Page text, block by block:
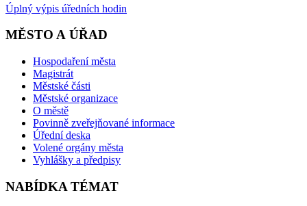
Úplný výpis úředních hodin
MĚSTO A ÚŘAD
Hospodaření města
Magistrát
Městské části
Městské organizace
O městě
Povinně zveřejňované informace
Úřední deska
Volené orgány města
Vyhlášky a předpisy
NABÍDKA TÉMAT